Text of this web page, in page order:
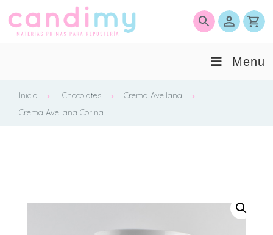
Menu
Inicio Chocolates
Crema Avellana
Crema Avellana Corina